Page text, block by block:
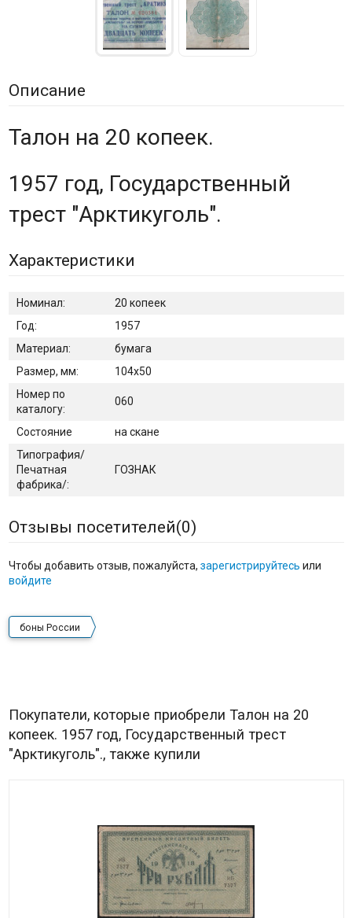
Описание
Талон на 20 копеек.
1957 год, Государственный
трест "Арктикуголь".
Характеристики
Номинал:
20 копеек
Год:
1957
Материал:
бумага
Размер, мм:
104х50
Номер по
каталогу:
060
Состояние
на скане
Типография/
Печатная
фабрика/:
ГОЗНАК
Отзывы посетителей(0)
Чтобы добавить отзыв, пожалуйста, зарегистрируйтесь или
войдите
боны России
Покупатели, которые приобрели Талон на 20
копеек. 1957 год, Государственный трест
"Арктикуголь"., также купили